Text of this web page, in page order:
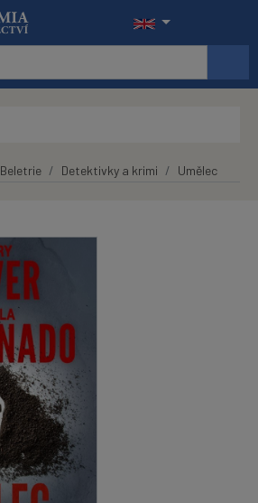
Beletrie Detektivky a krimi Umělec